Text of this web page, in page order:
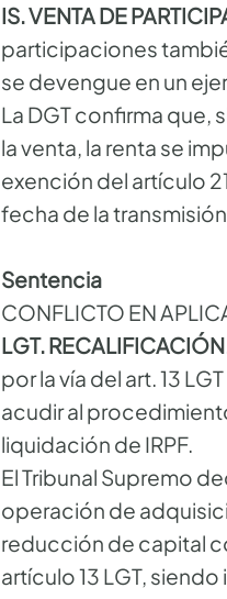
IS. VENTA DE
participaciones
se devengue en un
La DGT confirma que,
la venta, la renta se
exención del artículo
fecha de la
Sentencia
CONFLICTO EN
LGT. RECALIFICACIÓN
por la vía del art. 13
acudir al
liquidación de IRPF.
El Tribunal Supremo
operación de
reducción de capital
artículo 13 LGT,